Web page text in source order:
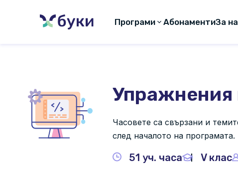
Програми АбонаментиЗа
Упражнения
Часовете са свързани и
след началото на програмата.
51 уч. часа V клас